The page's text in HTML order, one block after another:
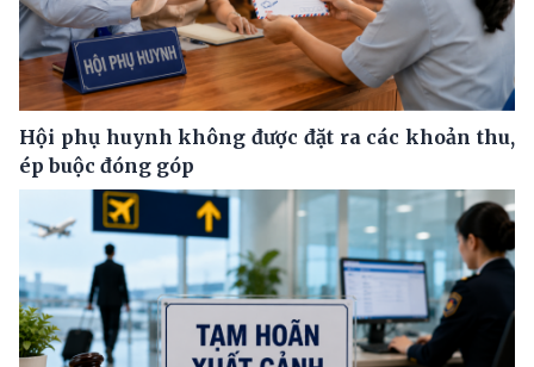
Hội phụ huynh không được đặt ra các khoản thu,
ép buộc đóng góp